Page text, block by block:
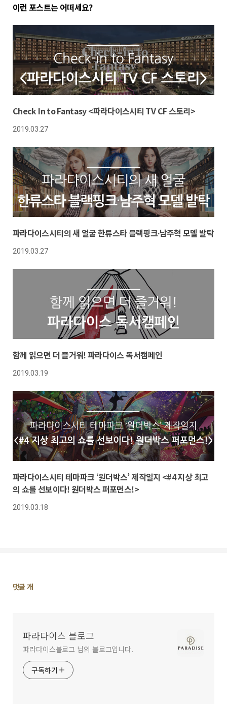
이런 포스트는 어떠세요?
Check In to Fantasy <파라다이스시티 TV CF 스토리>
2019.03.27
파라다이스시티의 새 얼굴 한류스타 블랙핑크∙남주혁 모델 발탁
2019.03.27
함께 읽으면 더 즐거워! 파라다이스 독서캠페인
2019.03.19
파라다이스시티 테마파크 ‘원더박스’ 제작일지 <#4 지상 최고
의 쇼를 선보이다! 원더박스 퍼포먼스!>
2019.03.18
댓
댓글개
파라다이스 블로그
파라다이스블로그 님의 블로그입니다.
구독하기